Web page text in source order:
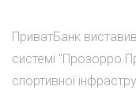
ПриватБанк
системі
спортивної